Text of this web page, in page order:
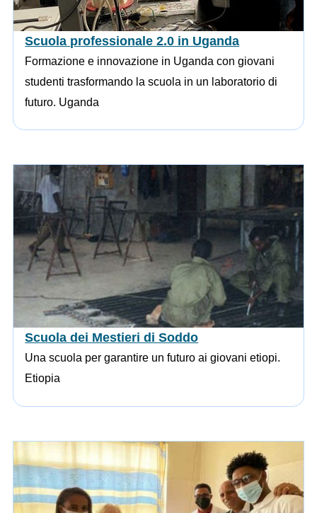
Scuola professionale 2.0 in Uganda
Formazione e innovazione in Uganda con giovani
studenti trasformando la scuola in un laboratorio di
futuro. Uganda
Scuola dei Mestieri di Soddo
Una scuola per garantire un futuro ai giovani etiopi.
Etiopia